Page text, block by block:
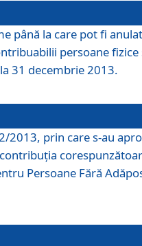
până la care pot fi
persoane fizice
31 decembrie 2013.
2013, prin care s-au
Persoane Fără